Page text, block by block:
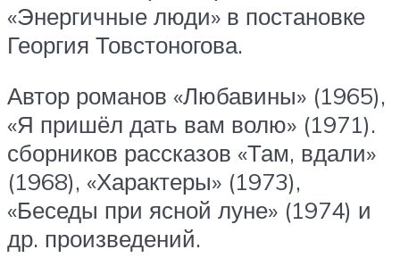
«Энергичные люди» в постановке
Георгия Товстоногова.
Автор романов «Любавины» (1965),
«Я пришёл дать вам волю» (1971).
сборников рассказов «Там, вдали»
(1968), «Характеры» (1973),
«Беседы при ясной луне» (1974) и
др. произведений.